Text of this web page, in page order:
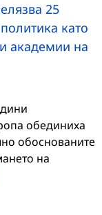
25
като
академии на
обединиха
обоснованите
на